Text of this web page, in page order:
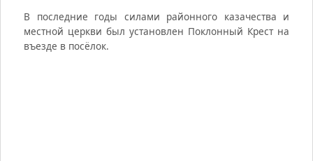
В последние годы силами районного казачества и
местной церкви был установлен Поклонный Крест на
въезде в посёлок.